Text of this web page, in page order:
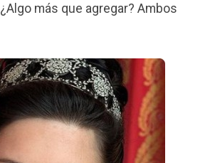
más que agregar? Ambos